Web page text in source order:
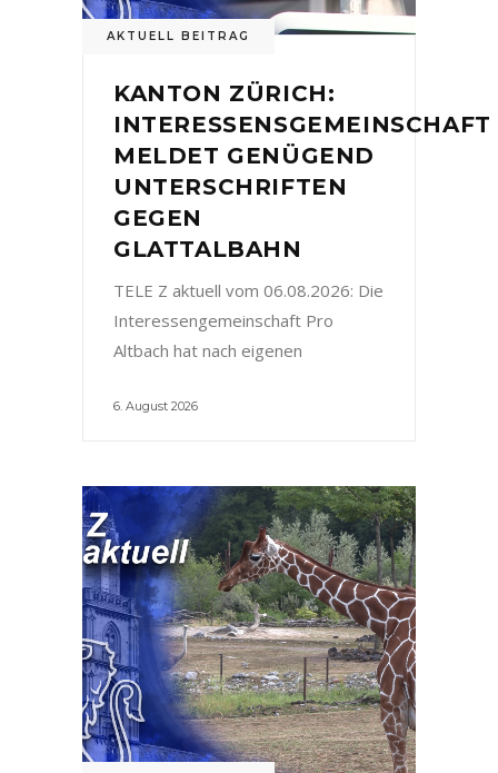
AKTUELL BEITRAG
KANTON ZÜRICH:
INTERESSENSGEMEINSCHAFT
MELDET GENÜGEND
UNTERSCHRIFTEN
GEGEN
GLATTALBAHN
TELE Z aktuell vom 06.08.2026: Die
Interessengemeinschaft Pro
Altbach hat nach eigenen
6. August 2026